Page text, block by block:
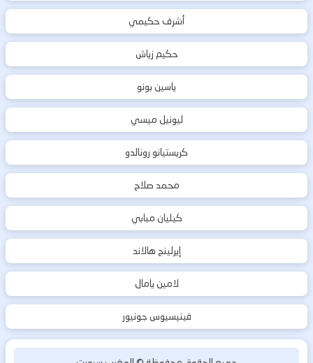
أشرف حكيمي
حكيم زياش
ياسين بونو
ليونيل ميسي
كريستيانو رونالدو
محمد صلاح
كيليان مبابي
إيرلينج هالاند
لامين يامال
فينيسيوس جونيور